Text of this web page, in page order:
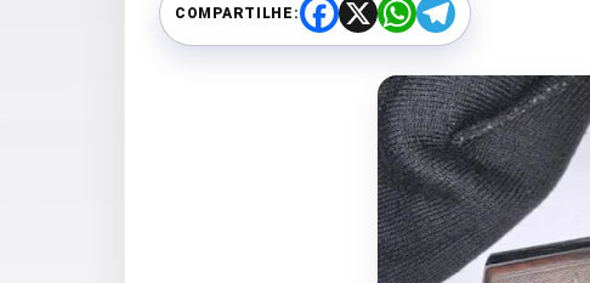
COMPARTILHE:
F
a
X
W
h
t
s
A
p
p
T
e
e
g
r
a
m